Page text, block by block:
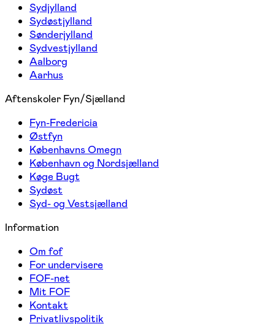
Sydjylland
Sydøstjylland
Sønderjylland
Sydvestjylland
Aalborg
Aarhus
Aftenskoler Fyn/Sjælland
Fyn-Fredericia
Østfyn
Københavns Omegn
København og Nordsjælland
Køge Bugt
Sydøst
Syd- og Vestsjælland
Information
Om fof
For undervisere
FOF-net
Mit FOF
Kontakt
Privatlivspolitik